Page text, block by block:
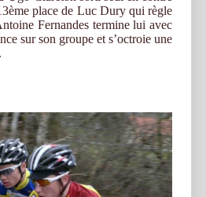
place de Luc Dury qui règle
Fernandes termine lui avec
sur son groupe et s’octroie une